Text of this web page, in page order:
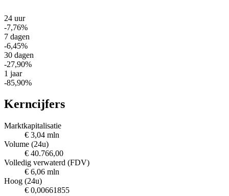
24 uur
-7,76%
7 dagen
-6,45%
30 dagen
-27,90%
1 jaar
-85,90%
Kerncijfers
Marktkapitalisatie
€ 3,04 mln
Volume (24u)
€ 40.766,00
Volledig verwaterd (FDV)
€ 6,06 mln
Hoog (24u)
€ 0,00661855